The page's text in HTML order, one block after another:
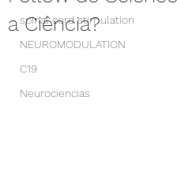
spinal cord stimulation
NEUROMODULATION
C19
Neurociencias
a Ciência?